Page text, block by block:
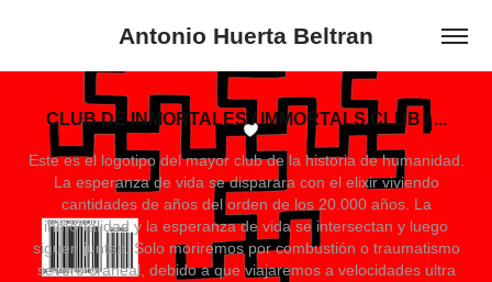
Antonio Huerta Beltran
CLUB DE INMORTALES / IMMORTALS CLUB / ...
Este es el logotipo del mayor club de la historia de humanidad.
La esperanza de vida se disparara con el elixir viviendo
cantidades de años del orden de los 20.000 años. La
inmortalidad y la esperanza de vida se intersectan y luego
siguen juntas. Solo moriremos por combustión o traumatismo
severo craneal, debido a que viajaremos a velocidades ultra